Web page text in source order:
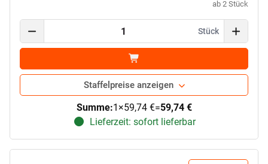
ab 2 Stück
Stück
Staffelpreise anzeigen
Summe:1 ×59,74 €=59,74 €
Lieferzeit: sofort lieferbar